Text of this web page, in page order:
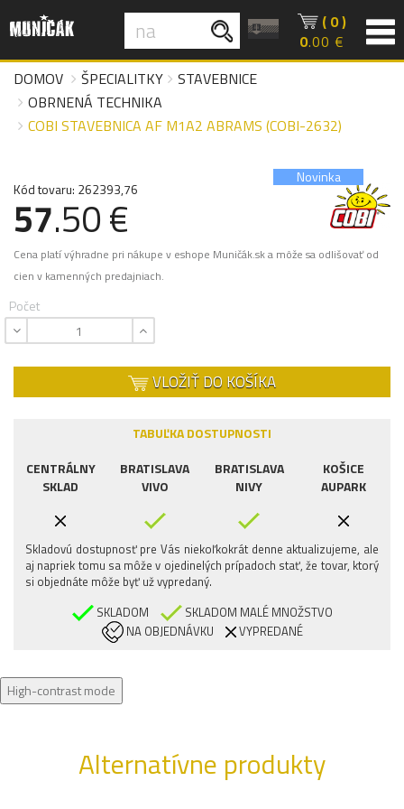
( 0 )
0.00 €
DOMOV
ŠPECIALITKY
STAVEBNICE
OBRNENÁ TECHNIKA
COBI STAVEBNICA AF M1A2 ABRAMS (COBI-2632)
Novinka
Kód tovaru: 262393,76
57.50 €
Cena platí výhradne pri nákupe v eshope Muničák.sk a môže sa odlišovať od
cien v kamenných predajniach.
Počet
VLOŽIŤ DO KOŠÍKA
TABUĽKA DOSTUPNOSTI
CENTRÁLNY
SKLAD
BRATISLAVA
VIVO
BRATISLAVA
NIVY
KOŠICE
AUPARK
Skladovú dostupnosť pre Vás niekoľkokrát denne aktualizujeme, ale
aj napriek tomu sa môže v ojedinelých prípadoch stať, že tovar, ktorý
si objednáte môže byť už vypredaný.
SKLADOM
SKLADOM MALÉ MNOŽSTVO
NA OBJEDNÁVKU
VYPREDANÉ
High-contrast mode
Alternatívne produkty